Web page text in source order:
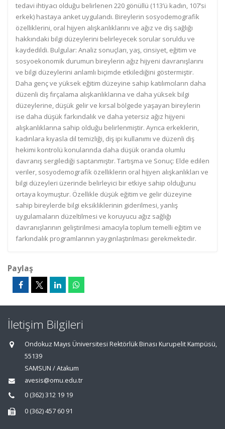
tedavi ihtiyacı olduğu belirlenen 220 gönüllü (113’ü kadın, 107’si
erkek) hastaya anket uygulandı. Bireylerin sosyodemografik
özelliklerini, oral hijyen alışkanlıklarını ve ağız ve diş sağlığı
hakkındaki bilgi düzeylerini belirleyecek sorular soruldu ve
kaydedildi. Bulgular: Analiz sonuçları, yaş, cinsiyet, eğitim ve
sosyoekonomik durumun bireylerin ağız hijyeni davranışlarını
ve bilgi düzeylerini anlamlı biçimde etkilediğini göstermiştir.
Daha genç ve yüksek eğitim düzeyine sahip katılımcıların daha
düzenli diş fırçalama alışkanlıklarına ve daha yüksek bilgi
düzeylerine, düşük gelir ve kırsal bölgede yaşayan bireylerin
ise daha düşük farkındalık ve daha yetersiz ağız hijyeni
alışkanlıklarına sahip olduğu belirlenmiştir. Ayrıca erkeklerin,
kadınlara kıyasla dil temizliği, diş ipi kullanımı ve düzenli diş
hekimi kontrolü konularında daha düşük oranda olumlu
davranış sergilediği saptanmıştır. Tartışma ve Sonuç: Elde edilen
veriler, sosyodemografik özelliklerin oral hijyen alışkanlıkları ve
bilgi düzeyleri üzerinde belirleyici bir etkiye sahip olduğunu
ortaya koymuştur. Özellikle düşük eğitim ve gelir düzeyine
sahip bireylerde bilgi eksikliklerinin giderilmesi, yanlış
uygulamaların düzeltilmesi ve koruyucu ağız sağlığı
davranışlarının geliştirilmesi amacıyla toplum temelli eğitim ve
farkındalık programlarının yaygınlaştırılması gerekmektedir.
Paylaş
İletişim Bilgileri
Ondokuz Mayıs Üniversitesi Rektörlük Binası Kurupelit Kampüsü,
55139
SAMSUN / Atakum
avesis@omu.edu.tr
0 (362) 312 19 19
0 (362) 457 60 91